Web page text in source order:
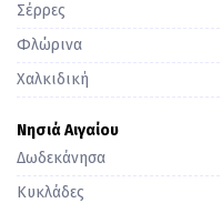
Σέρρες
Φλώρινα
Χαλκιδική
Νησιά Αιγαίου
Δωδεκάνησα
Κυκλάδες